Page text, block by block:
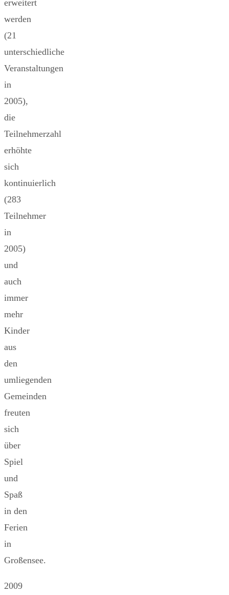
erweitert
werden
(21
unterschiedliche
Veranstaltungen
in
2005),
die
Teilnehmerzahl
erhöhte
sich
kontinuierlich
(283
Teilnehmer
in
2005)
und
auch
immer
mehr
Kinder
aus
den
umliegenden
Gemeinden
freuten
sich
über
Spiel
und
Spaß
in den
Ferien
in
Großensee.
2009